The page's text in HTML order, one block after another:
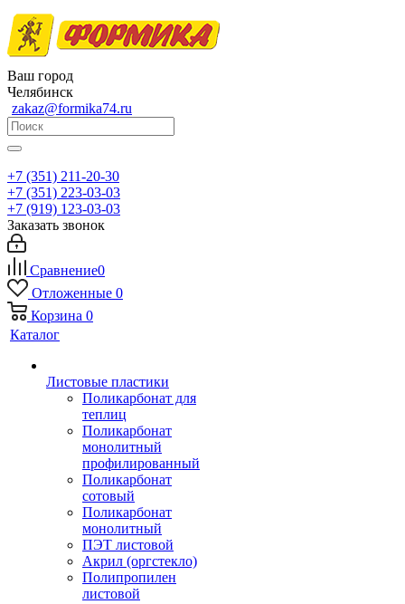
Ваш город
Челябинск
zakaz@formika74.ru
+7 (351) 211-20-30
+7 (351) 223-03-03
+7 (919) 123-03-03
Заказать звонок
Сравнение0
Отложенные 0
Корзина 0
Каталог
Листовые пластики
Поликарбонат для
теплиц
Поликарбонат
монолитный
профилированный
Поликарбонат
сотовый
Поликарбонат
монолитный
ПЭТ листовой
Акрил (оргстекло)
Полипропилен
листовой